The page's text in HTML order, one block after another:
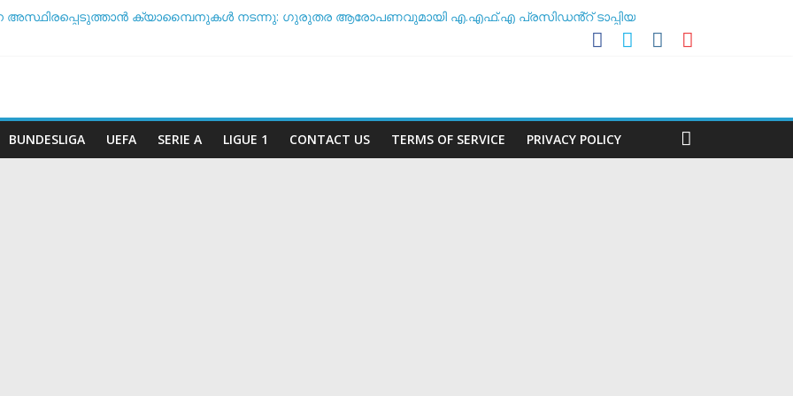
അസ്ഥിരപ്പെടുത്താൻ ക്യാമ്പൈനുകൾ നടന്നു: ഗുരുതര ആരോപണവുമായി എ.എഫ്.എ പ്രസിഡൻ്റ് ടാപ്പിയ
BUNDESLIGA UEFA SERIE A LIGUE 1 CONTACT US TERMS OF SERVICE PRIVACY POLICY